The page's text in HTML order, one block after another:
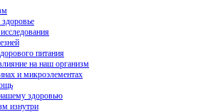
питания
на наш организм
и микроэлементах
здоровью
изнутри